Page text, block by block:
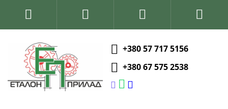
+380 57 717 5156
+380 67 575 2538